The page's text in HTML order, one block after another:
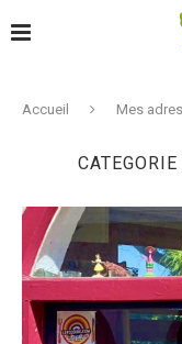
Accueil Mes
CATEGORIE